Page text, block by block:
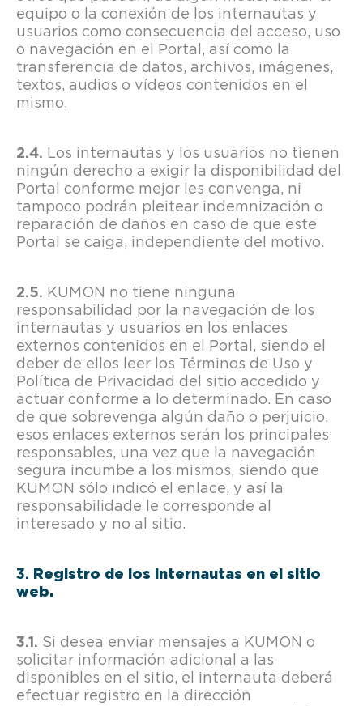
equipo o la conexión de los internautas y
usuarios como consecuencia del acceso, uso
o navegación en el Portal, así como la
transferencia de datos, archivos, imágenes,
textos, audios o vídeos contenidos en el
mismo.
Los internautas y los usuarios no tienen
ningún derecho a exigir la disponibilidad del
Portal conforme mejor les convenga, ni
tampoco podrán pleitear indemnización o
reparación de daños en caso de que este
Portal se caiga, independiente del motivo.
KUMON no tiene ninguna
responsabilidad por la navegación de los
internautas y usuarios en los enlaces
externos contenidos en el Portal, siendo el
deber de ellos leer los Términos de Uso y
Política de Privacidad del sitio accedido y
actuar conforme a lo determinado. En caso
de que sobrevenga algún daño o perjuicio,
esos enlaces externos serán los principales
responsables, una vez que la navegación
segura incumbe a los mismos, siendo que
KUMON sólo indicó el enlace, y así la
responsabilidade le corresponde al
interesado y no al sitio.
Registro de los internautas en el sitio
web.
Si desea enviar mensajes a KUMON o
solicitar información adicional a las
disponibles en el sitio, el internauta deberá
efectuar registro en la dirección